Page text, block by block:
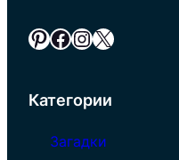
Pinterest Facebook InstagramX
Категории
Загадки